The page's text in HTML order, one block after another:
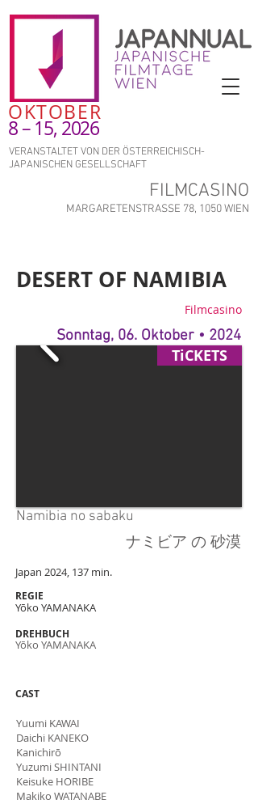
OKTOBER
8 – 15, 2026
VERANSTALTET VON DER ÖSTERREICHISCH-
JAPANISCHEN GESELLSCHAFT
FILMCASINO
MARGARETENSTRASSE 78, 1050 WIEN
DESERT OF NAMIBIA
Filmcasino
Sonntag, 06. Oktober • 2024
TiCKETS
Namibia no sabaku
ナミビア の 砂漠
Yōko YAMANAKA
Japan 2024, 137 min.
REGIE
DREHBUCH
CAST
Yōko YAMANAKA
Yuumi KAWAI
Daichi KANEKO
Kanichirō
Yuzumi SHINTANI
Keisuke HORIBE
Makiko WATANABE